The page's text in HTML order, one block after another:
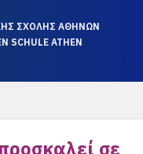
ΣΧΟΛΗΣ ΑΘΗΝΩΝ
SCHULE ATHEN
σε